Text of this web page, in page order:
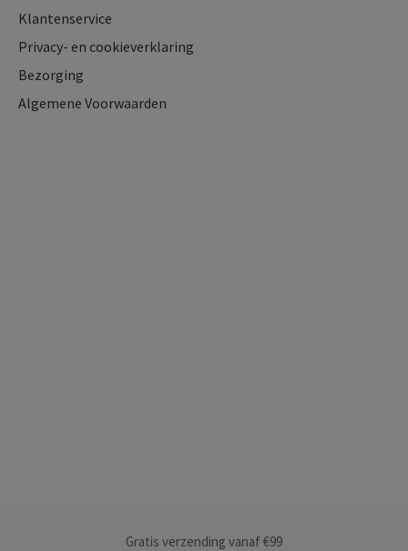
Klantenservice
Privacy- en cookieverklaring
Bezorging
Algemene Voorwaarden
Gratis verzending vanaf €99